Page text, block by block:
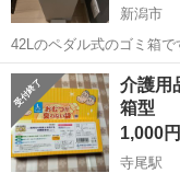
新潟市
42Lのペダル式のゴミ箱で
と思います。 以下のサイトから購入したので、詳細はそちらをご確認
ください。 https://
新潟 新潟市 掃除
介護用
箱型
1,000円
寺尾駅